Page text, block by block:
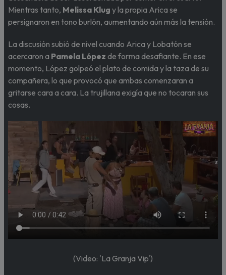
Mientras tanto, Melissa Klug y la propia Arica se
persignaron en tono burlón, aumentando aún más la tensión.
La discusión subió de nivel cuando Arica y Lobatón se
acercaron a Pamela López de forma desafiante. En ese
momento, López golpeó el plato de comida y la taza de su
compañera, lo que provocó que ambas comenzaran a
gritarse cara a cara. La trujillana exigía que no tocaran sus
cosas.
(Video: 'La Granja Vip')